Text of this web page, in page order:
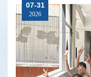
取得的具体...
07-31
2026